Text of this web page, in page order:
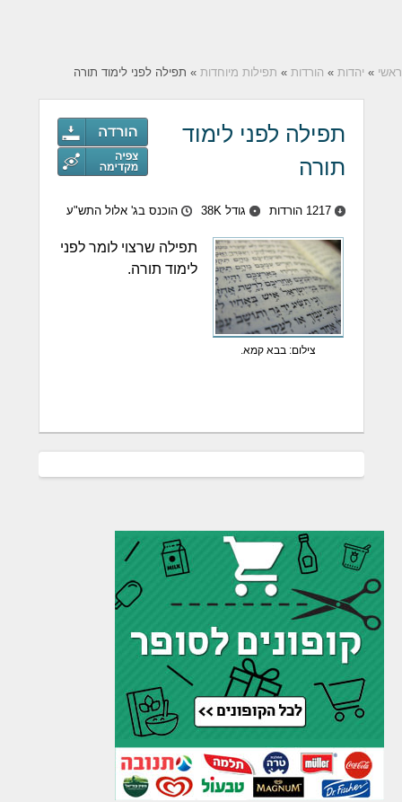
ראשי » יהדות » הורדות » תפילות מיוחדות » תפילה לפני לימוד תורה
תפילה לפני לימוד
תורה
1217 הורדות גודל 38K הוכנס בג' אלול התש"ע
צילום: בבא קמא.
תפילה שרצוי לומר לפני
לימוד תורה.